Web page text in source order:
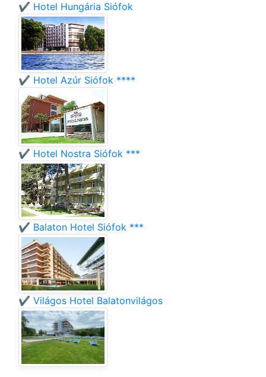
✔️ Hotel Hungária Siófok
✔️ Hotel Azúr Siófok ****
✔️ Hotel Nostra Siófok ***
✔️ Balaton Hotel Siófok ***
✔️ Világos Hotel Balatonvilágos